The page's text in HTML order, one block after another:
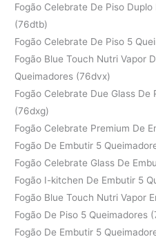
Fogão Celebrate De Piso
(76dtb)
Fogão Celebrate De Piso 5
Fogão Blue Touch Nutri Vapor
Queimadores (76dvx)
Fogão Celebrate Due Glass De
(76dxg)
Fogão Celebrate Premium De
Fogão De Embutir 5
Fogão Celebrate Glass De
Fogão I-kitchen De Embutir 5
Fogão Blue Touch Nutri Vapor
Fogão De Piso 5 Queimadores
Fogão De Embutir 5